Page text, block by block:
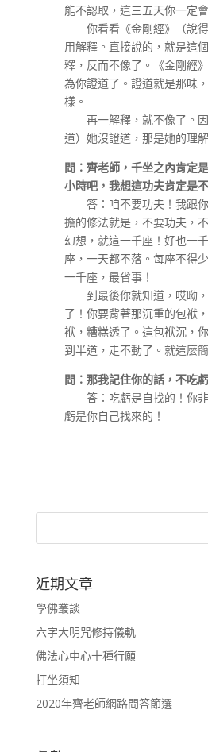
能不認取，這三五天你一定
你看看《金剛經》（說得
用解釋。直接說的，就是這
釋，反而不像了。《金剛經
為你證道了。證道就是那味
樣。
再一解釋，就不像了。因
道）她沒證道，那是她的理
問：齊老師，千坐之內肯定
小時吧，我想這功夫肯定是
答：咱不要功夫！我跟你
擔的修法就是，不要功夫，
幻想，就這一千座！好也一
座，一天都不落。每座不得
一千座，最省事！
到最後你就知道，哎呦，
了！你要背著那沉重的包袱
袱，糟糕透了。這包袱沉，
到半道，走不動了。就這麼簡
問：那我記住你的話，不吃
答：吃虧是自找的！你非
虧是你自己找來的！
近期文章
學佛叢談
六字大明咒修持儀軌
佛法心中心十種行願
打坐須知
2020年齊老師網路問答節選